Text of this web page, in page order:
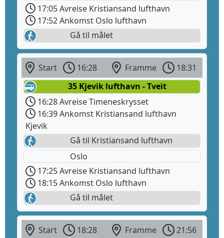
17:05 Avreise Kristiansand lufthavn
17:52 Ankomst Oslo lufthavn
Gå til målet
Start 16:28 Framme
18:31
35 Kjevik lufthavn - Tveit
16:28 Avreise Timeneskrysset
16:39 Ankomst Kristiansand lufthavn
Kjevik
Gå til Kristiansand lufthavn
Oslo
17:25 Avreise Kristiansand lufthavn
18:15 Ankomst Oslo lufthavn
Gå til målet
Start 18:28 Framme
21:56